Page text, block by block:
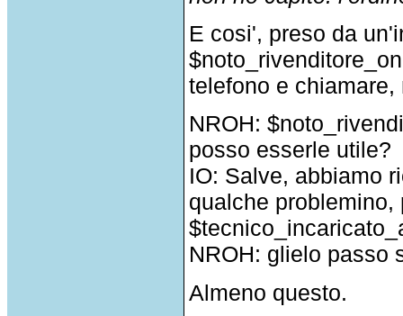
E cosi', preso da
telefono e
NROH:
posso esserle utile?
IO: Salve, abbiamo
qualche
NROH: glielo passo
Almeno questo.